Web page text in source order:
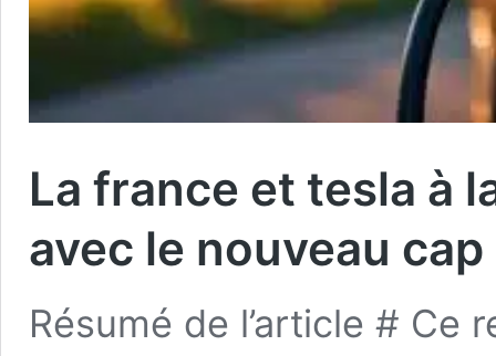
La france et tesla à
avec le nouveau
Résumé de l’article # Ce